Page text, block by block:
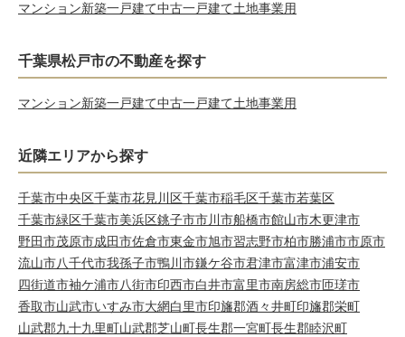
マンション新築一戸建て中古一戸建て土地事業用
千葉県松戸市の不動産を探す
マンション新築一戸建て中古一戸建て土地事業用
近隣エリアから探す
千葉市中央区千葉市花見川区千葉市稲毛区千葉市若葉区
千葉市緑区千葉市美浜区銚子市市川市船橋市館山市木更津市
野田市茂原市成田市佐倉市東金市旭市習志野市柏市勝浦市市原市
流山市八千代市我孫子市鴨川市鎌ケ谷市君津市富津市浦安市
四街道市袖ケ浦市八街市印西市白井市富里市南房総市匝瑳市
香取市山武市いすみ市大網白里市印旛郡酒々井町印旛郡栄町
山武郡九十九里町山武郡芝山町長生郡一宮町長生郡睦沢町